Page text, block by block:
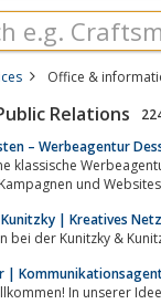
Office &
Relations
– Werbeagentur
Werbeagentur in
und
| Kreatives
bei der Kunitzky &
|
In unserer